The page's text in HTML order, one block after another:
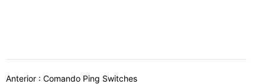
Anterior : Comando Ping Switches